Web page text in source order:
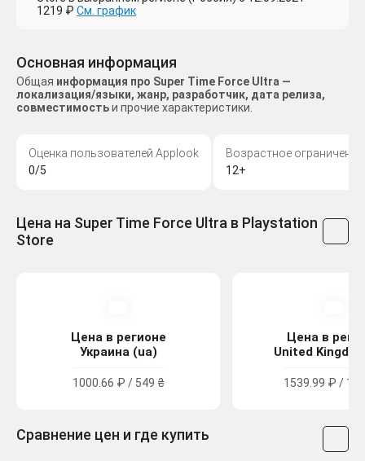
1219 ₽ См. график
Основная информация
Общая информация про Super Time Force Ultra —
локализация/языки, жанр, разработчик, дата релиза,
совместимостьи прочие характеристики.
Оценка пользователей Applook
0/5
Возрастное ограничение
12+
Цена на Super Time Force Ultra в Playstation
Store
Цена в регионе
Украина (ua)
1000.66 ₽ / 549 ₴
Цена в
United
1539.99 ₽ /
Сравнение цен и где купить